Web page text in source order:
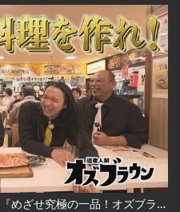
オズブラウン #80 11月9日放送『めざせ究極の一品！オズブラアルティ飯（前編）』